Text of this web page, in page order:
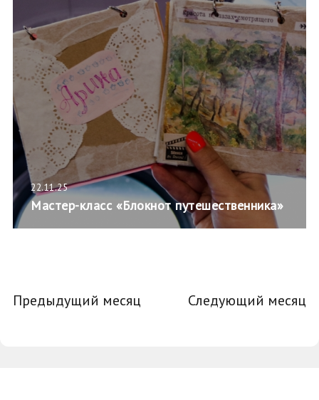
22.11.25
Мастер-класс «Блокнот путешественника»
Предыдущий месяц Следующий месяц